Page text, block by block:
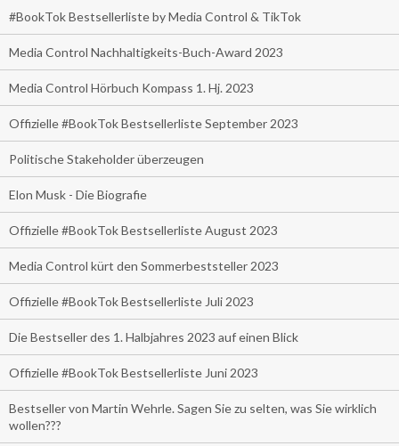
#BookTok Bestsellerliste by Media Control & TikTok
Media Control Nachhaltigkeits-Buch-Award 2023
Media Control Hörbuch Kompass 1. Hj. 2023
Offizielle #BookTok Bestsellerliste September 2023
Politische Stakeholder überzeugen
Elon Musk - Die Biografie
Offizielle #BookTok Bestsellerliste August 2023
Media Control kürt den Sommerbeststeller 2023
Offizielle #BookTok Bestsellerliste Juli 2023
Die Bestseller des 1. Halbjahres 2023 auf einen Blick
Offizielle #BookTok Bestsellerliste Juni 2023
Bestseller von Martin Wehrle. Sagen Sie zu selten, was Sie wirklich
wollen???